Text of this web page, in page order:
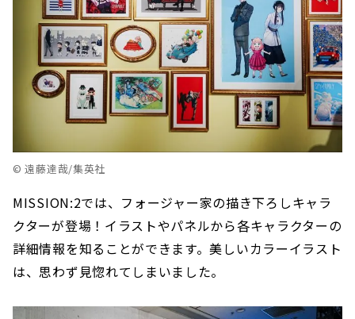
© 遠藤達哉/集英社
MISSION:2では、フォージャー家の描き下ろしキャラ
クターが登場！イラストやパネルから各キャラクターの
詳細情報を知ることができます。美しいカラーイラスト
は、思わず見惚れてしまいました。